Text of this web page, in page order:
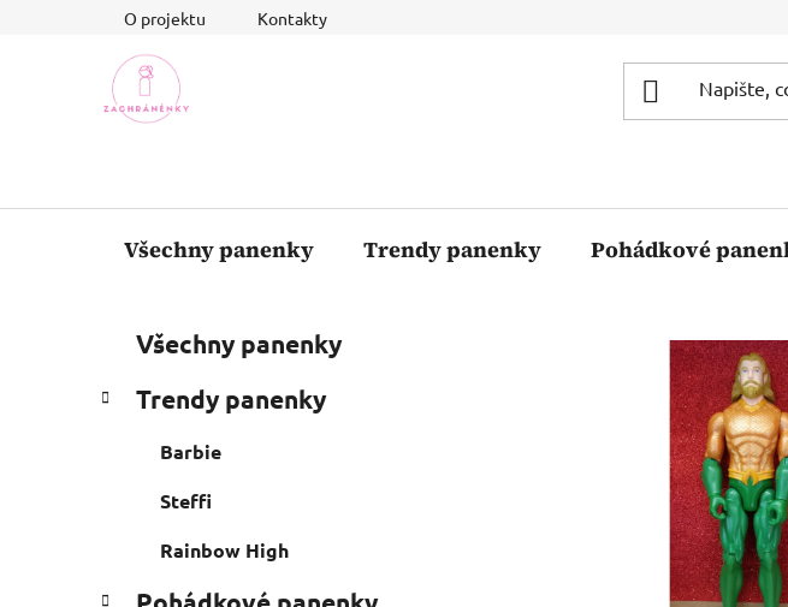
O projektu Kontakty
Všechny panenky Trendy panenky Pohádkové
s
Přeskočit
kategorie
e
Všechny panenky
Trendy panenky
Barbie
Steffi
Rainbow High